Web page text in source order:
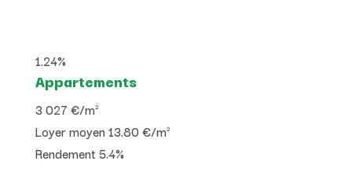
1.24%
Appartements
3 027 €/m²
Loyer moyen 13.80 €/m²
Rendement 5.4%